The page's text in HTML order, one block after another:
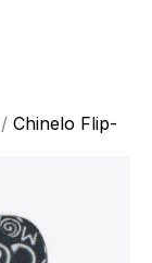
/ Chinelo Flip-